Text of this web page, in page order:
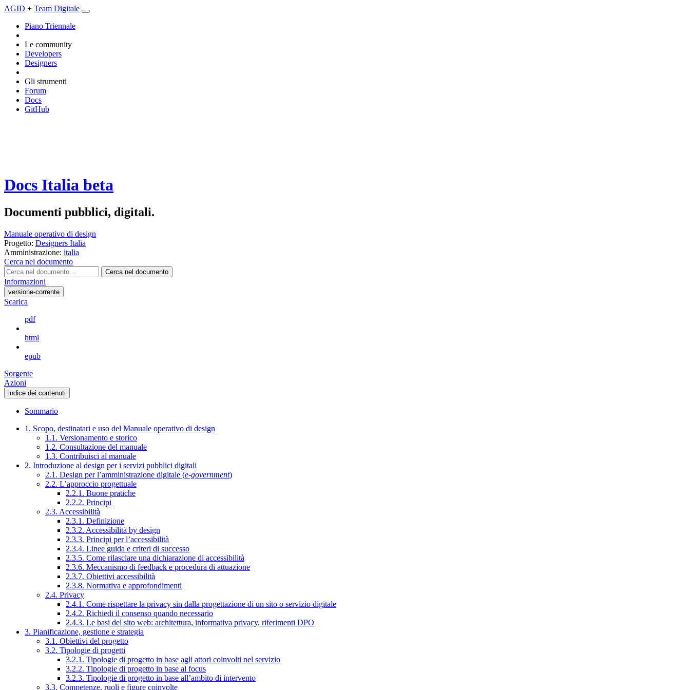
AGID + Team Digitale
Piano Triennale
Le community
Developers
Designers
Gli strumenti
Forum
Docs
GitHub
Docs Italia beta
Documenti pubblici, digitali.
Manuale operativo di design
Progetto: Designers Italia
Amministrazione: italia
Cerca nel documento
Cerca nel documento
Informazioni
versione-corrente
Scarica
pdf
html
epub
Sorgente
Azioni
indice dei contenuti
Sommario
1. Scopo, destinatari e uso del Manuale operativo di design
1.1. Versionamento e storico
1.2. Consultazione del manuale
1.3. Contribuisci al manuale
2. Introduzione al design per i servizi pubblici digitali
2.1. Design per l’amministrazione digitale (e-government)
2.2. L’approccio progettuale
2.2.1. Buone pratiche
2.2.2. Principi
2.3. Accessibilità
2.3.1. Definizione
2.3.2. Accessibilità by design
2.3.3. Principi per l’accessibilità
2.3.4. Linee guida e criteri di successo
2.3.5. Come rilasciare una dichiarazione di accessibilità
2.3.6. Meccanismo di feedback e procedura di attuazione
2.3.7. Obiettivi accessibilità
2.3.8. Normativa e approfondimenti
2.4. Privacy
2.4.1. Come rispettare la privacy sin dalla progettazione di un sito o servizio digitale
2.4.2. Richiedi il consenso quando necessario
2.4.3. Le basi del sito web: architettura, informativa privacy, riferimenti DPO
3. Pianificazione, gestione e strategia
3.1. Obiettivi del progetto
3.2. Tipologie di progetti
3.2.1. Tipologie di progetto in base agli attori coinvolti nel servizio
3.2.2. Tipologie di progetto in base al focus
3.2.3. Tipologie di progetto in base all’ambito di intervento
3.3. Competenze, ruoli e figure coinvolte